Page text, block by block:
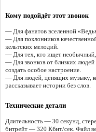
Кому подойдёт этот звонок
— Для фанатов вселенной
— Для поклонников
кельтских мелодий.
— Для тех, кто ищет
— Для звонков от близких людей
создать особое настроение.
— Для людей, ценящих музыку,
рассказывает истории без слов.
Технические детали
Длительность — 30 секунд,
битрейт — 320 Кбит/сек. Файл